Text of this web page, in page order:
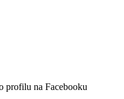
karcie
profilu na Facebooku